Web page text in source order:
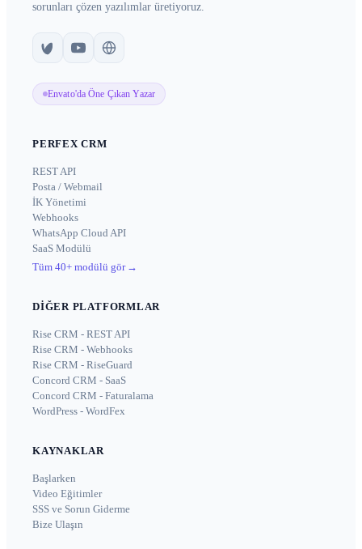
sorunları çözen yazılımlar üretiyoruz.
Envato'da Öne Çıkan Yazar
PERFEX CRM
REST API
Posta / Webmail
İK Yönetimi
Webhooks
WhatsApp Cloud API
SaaS Modülü
Tüm 40+ modülü gör →
DIĞER PLATFORMLAR
Rise CRM - REST API
Rise CRM - Webhooks
Rise CRM - RiseGuard
Concord CRM - SaaS
Concord CRM - Faturalama
WordPress - WordFex
KAYNAKLAR
Başlarken
Video Eğitimler
SSS ve Sorun Giderme
Bize Ulaşın